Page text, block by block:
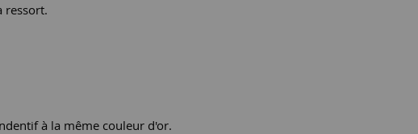
ressort.
à la même couleur d'or.